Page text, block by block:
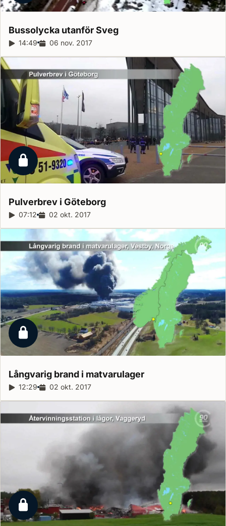
Bussolycka utanförSveg
Reportagelängd:
14:49 Releasedatum:
06 nov. 2017
Låst reportage
Pulverbrev i Göteborg
Reportagelängd:
07:12 Releasedatum:
02 okt. 2017
Låst reportage
Långvarig brand i matvarulager
Reportagelängd:
12:29 Releasedatum:
02 okt. 2017
Låst reportage